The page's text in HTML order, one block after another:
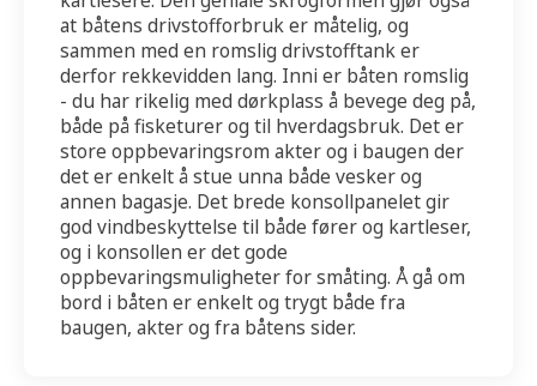
at båtens drivstofforbruk er måtelig, og
sammen med en romslig drivstofftank er
derfor rekkevidden lang. Inni er båten romslig
- du har rikelig med dørkplass å bevege deg på,
både på fisketurer og til hverdagsbruk. Det er
store oppbevaringsrom akter og i baugen der
det er enkelt å stue unna både vesker og
annen bagasje. Det brede konsollpanelet gir
god vindbeskyttelse til både fører og kartleser,
og i konsollen er det gode
oppbevaringsmuligheter for småting. Å gå om
bord i båten er enkelt og trygt både fra
baugen, akter og fra båtens sider.